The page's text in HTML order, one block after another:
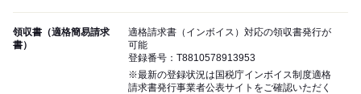
領収書（適格簡易請求
書）
適格請求書（インボイス）対応の領収書発行が
可能
登録番号：T8810578913953
※最新の登録状況は国税庁インボイス制度適格
請求書発行事業者公表サイトをご確認いただく